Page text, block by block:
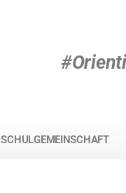
SCHULGEMEINSCHAFT